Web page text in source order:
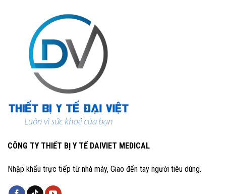
CÔNG TY THIẾT BỊ Y TẾ DAIVIET MEDICAL
Nhập khẩu trực tiếp từ nhà máy, Giao đến tay người tiêu dùng.